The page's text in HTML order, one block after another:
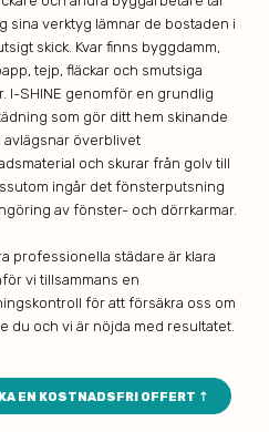
sina verktyg lämnar de bostaden i
skick. Kvar finns byggdamm,
tejp, fläckar och smutsiga
I-SHINE genomför en grundlig
som gör ditt hem skinande
avlägsnar överblivet
och skurar från golv till
ingår det fönsterputsning
av fönster- och dörrkarmar.
professionella städare är klara
vi tillsammans en
för att försäkra oss om
du och vi är nöjda med resultatet.
EN KOSTNADSFRI OFFERT ⇡